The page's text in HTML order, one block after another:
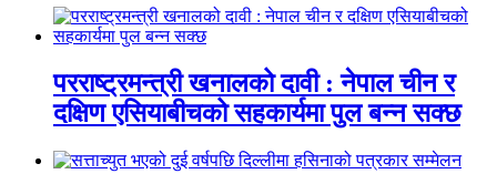
परराष्ट्रमन्त्री खनालको दावी : नेपाल चीन र
दक्षिण एसियाबीचको सहकार्यमा पुल बन्न सक्छ